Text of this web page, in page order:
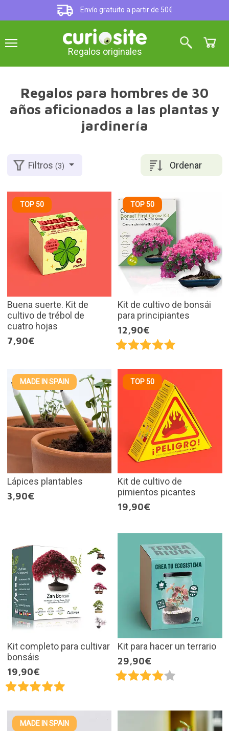
Envío gratuito a partir de 50€
Regalos originales
Regalos para hombres de 30
años aficionados a las plantas y
jardinería
Ordenar
Filtros(3)
TOP 50
Buena suerte. Kit de
cultivo de trébol de
cuatro hojas
7,90€
TOP 50
Kit de cultivo de bonsái
para principiantes
12,90€
MADE IN SPAIN
Lápices plantables
3,90€
TOP 50
Kit de cultivo de
pimientos picantes
19,90€
Kit completo para cultivar
bonsáis
19,90€
Kit para hacer un terrario
29,90€
MADE IN SPAIN